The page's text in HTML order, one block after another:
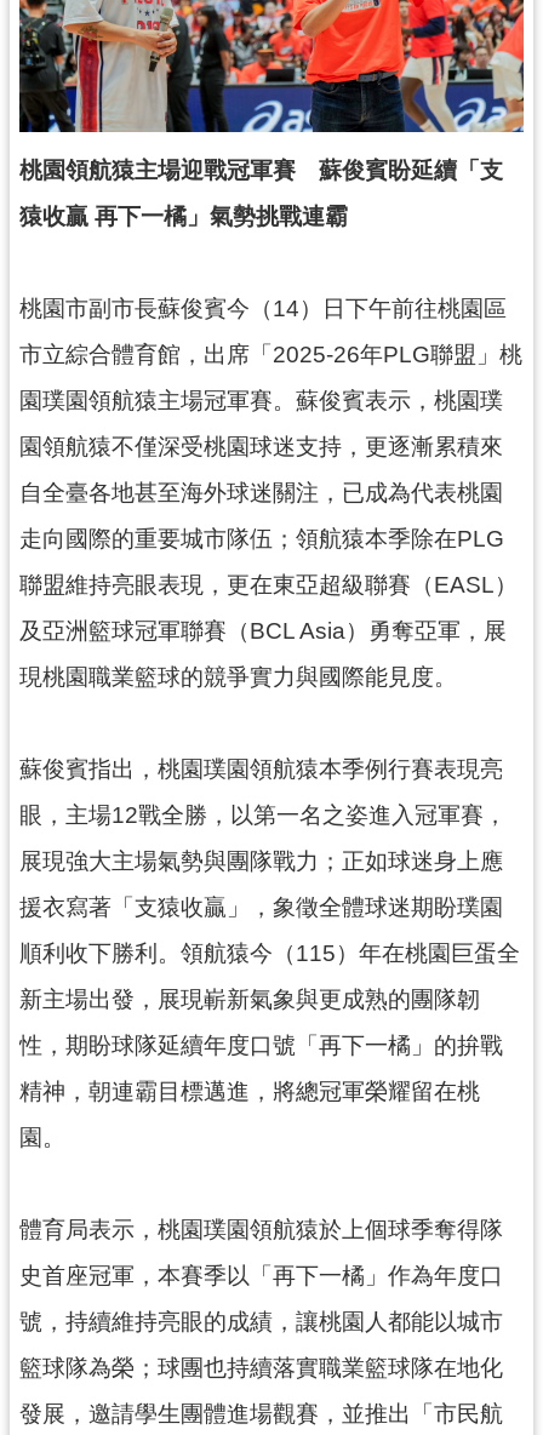
訊
訊
息
公
告
便
民
政
府
資
公
開
回
首
網
站
市
政
信
常
見
問
園
市
入
口
網
隱
私
政
桃園領航猿主場迎戰冠軍賽 蘇俊賓盼延續「支
猿收贏 再下一橘」氣勢挑戰連霸
桃園市副市長蘇俊賓今（14）日下午前往桃園區
市立綜合體育館，出席「2025-26年PLG聯盟」桃
園璞園領航猿主場冠軍賽。蘇俊賓表示，桃園璞
園領航猿不僅深受桃園球迷支持，更逐漸累積來
自全臺各地甚至海外球迷關注，已成為代表桃園
走向國際的重要城市隊伍；領航猿本季除在PLG
聯盟維持亮眼表現，更在東亞超級聯賽（EASL）
及亞洲籃球冠軍聯賽（BCL Asia）勇奪亞軍，展
現桃園職業籃球的競爭實力與國際能見度。
蘇俊賓指出，桃園璞園領航猿本季例行賽表現亮
眼，主場12戰全勝，以第一名之姿進入冠軍賽，
展現強大主場氣勢與團隊戰力；正如球迷身上應
援衣寫著「支猿收贏」，象徵全體球迷期盼璞園
順利收下勝利。領航猿今（115）年在桃園巨蛋全
新主場出發，展現嶄新氣象與更成熟的團隊韌
性，期盼球隊延續年度口號「再下一橘」的拚戰
精神，朝連霸目標邁進，將總冠軍榮耀留在桃
園。
體育局表示，桃園璞園領航猿於上個球季奪得隊
史首座冠軍，本賽季以「再下一橘」作為年度口
號，持續維持亮眼的成績，讓桃園人都能以城市
籃球隊為榮；球團也持續落實職業籃球隊在地化
發展，邀請學生團體進場觀賽，並推出「市民航